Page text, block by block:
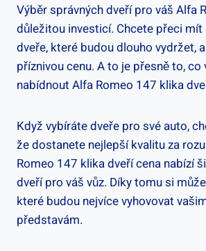
Výběr správných dveří pro váš Alfa
důležitou investicí. Chcete přeci mít
dveře, které budou dlouho vydržet,
příznivou cenu. A to je přesně to, co
nabídnout Alfa Romeo 147 klika
Když vybíráte dveře pro své auto,
že dostanete nejlepší kvalitu za
Romeo 147 klika dveří cena nabízí
dveří pro váš vůz. Díky tomu si
které budou nejvíce vyhovovat
představám.